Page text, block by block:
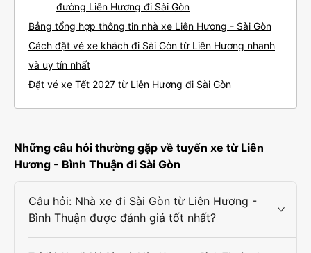
đường Liên Hương đi Sài Gòn
Bảng tổng hợp thông tin nhà xe Liên Hương - Sài Gòn
Cách đặt vé xe khách đi Sài Gòn từ Liên Hương nhanh
và uy tín nhất
Đặt vé xe Tết 2027 từ Liên Hương đi Sài Gòn
Những câu hỏi thường gặp về tuyến xe từ Liên
Hương - Bình Thuận đi Sài Gòn
Câu hỏi: Nhà xe đi Sài Gòn từ Liên Hương -
Bình Thuận được đánh giá tốt nhất?